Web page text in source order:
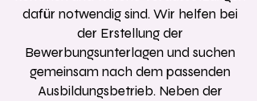
dafür notwendig sind. Wir helfen bei
der Erstellung der
Bewerbungsunterlagen und suchen
gemeinsam nach dem passenden
Ausbildungsbetrieb. Neben der